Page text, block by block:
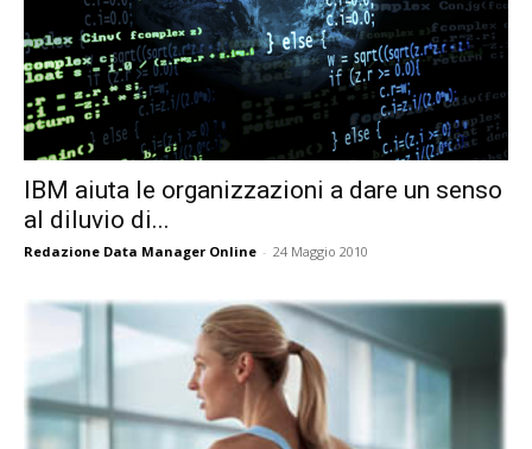
IBM aiuta le organizzazioni a dare un senso
al diluvio di...
Redazione Data Manager Online - 24 Maggio 2010